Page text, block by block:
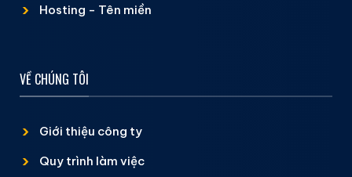
Hosting - Tên miền
VỀ CHÚNG TÔI
Giới thiệu công ty
Quy trình làm việc